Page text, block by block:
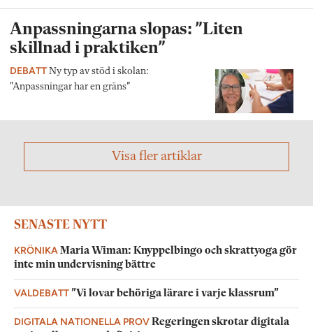
Anpassningarna slopas: ”Liten
skillnad i praktiken”
DEBATT Ny typ av stöd i skolan:
"Anpassningar har en gräns”
Visa fler artiklar
SENASTE NYTT
KRÖNIKA Maria Wiman: Knyppelbingo och skrattyoga gör
inte min undervisning bättre
VALDEBATT”Vi lovar behöriga lärare i varje klassrum”
DIGITALA NATIONELLA PROVRegeringen skrotar digitala